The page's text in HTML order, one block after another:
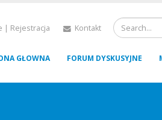
| Rejestracja Kontakt
GŁOWNA FORUM DYSKUSYJNE